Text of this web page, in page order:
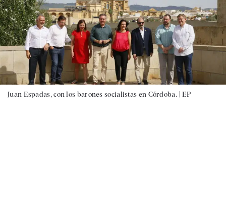
Juan Espadas, con los barones socialistas en Córdoba. | EP